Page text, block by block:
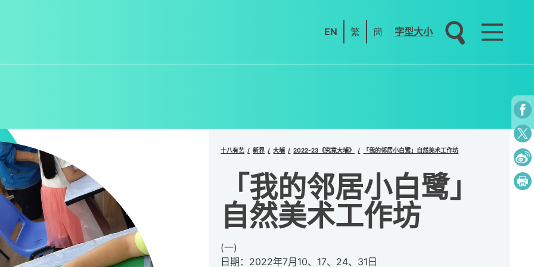
EN 繁 簡 字型大小
十八有艺 新界 大埔 2022-23《究竟大埔》 「我的邻居小白鹭」自然美术工作坊
「我的邻居小白鹭」
自然美术工作坊
(一)
日期：2022年7月10、17、24、31日